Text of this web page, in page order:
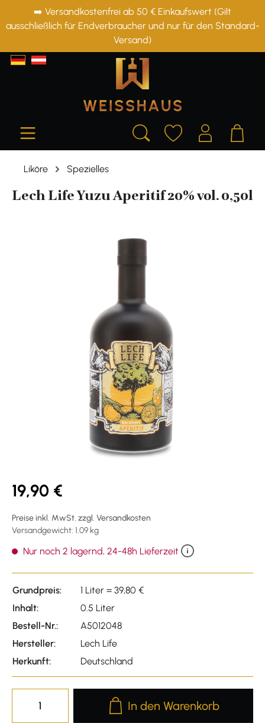
springen
➡️ Versandkostenfrei ab 50 € Einkaufswert (Gilt
ausschließlich für Endverbraucher und nur für den Standard-
Versand)
Liköre Spezielles
Lech Life Yuzu Aperitif 20% vol. 0,50l
19,90 €
Preise inkl. MwSt. zzgl. Versandkosten
Versandgewicht: 1.09 kg
Nur noch 2 lagernd, 24-48h Lieferzeit
Grundpreis:
1 Liter = 39,80 €
Inhalt:
0.5 Liter
Bestell-Nr.:
A5012048
Hersteller:
Lech Life
Herkunft:
Deutschland
Produkt Anzahl: Gib den
In den Warenkorb